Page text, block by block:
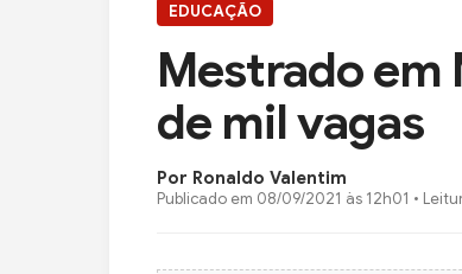
EDUCAÇÃO
Mestrado em
de mil vagas
Por Ronaldo Valentim
Publicado em 08/09/2021 às 12h01 •